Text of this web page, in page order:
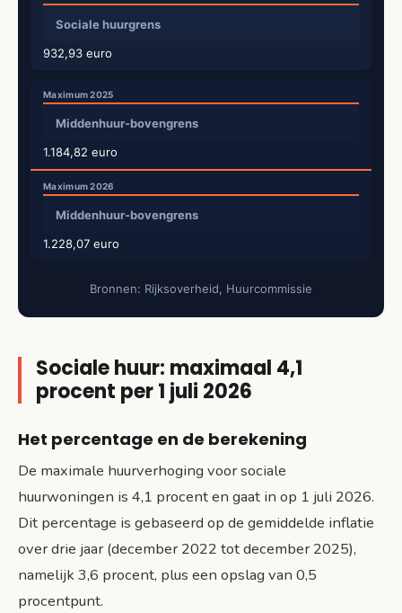
Sociale huurgrens
932,93 euro
Middenhuur-bovengrens
1.184,82 euro
Middenhuur-bovengrens
1.228,07 euro
Bronnen: Rijksoverheid, Huurcommissie
Sociale huur: maximaal 4,1
procent per 1 juli 2026
Het percentage en de berekening
De maximale huurverhoging voor sociale
huurwoningen is 4,1 procent en gaat in op 1 juli 2026.
Dit percentage is gebaseerd op de gemiddelde inflatie
over drie jaar (december 2022 tot december 2025),
namelijk 3,6 procent, plus een opslag van 0,5
procentpunt.